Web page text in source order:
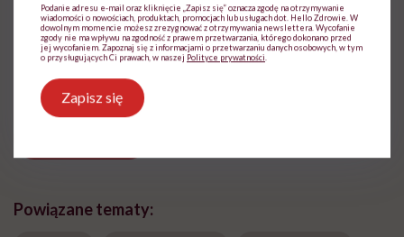
międzyczasie lubi słuchać i obserwować
innych
Powiązane tematy:
Podanie adresu e-mail oraz kliknięcie „Zapisz się” oznacza zgodę na otrzymywanie
wiadomości o nowościach, produktach, promocjach lub usługach dot. Hello Zdrowie. W
dowolnym momencie możesz zrezygnować z otrzymywania newslettera. Wycofanie
zgody nie ma wpływu na zgodność z prawem przetwarzania, którego dokonano przed
jej wycofaniem. Zapoznaj się z informacjami o przetwarzaniu danych osobowych, w tym
o przysługujących Ci prawach, w naszej Polityce prywatności
Zapisz się